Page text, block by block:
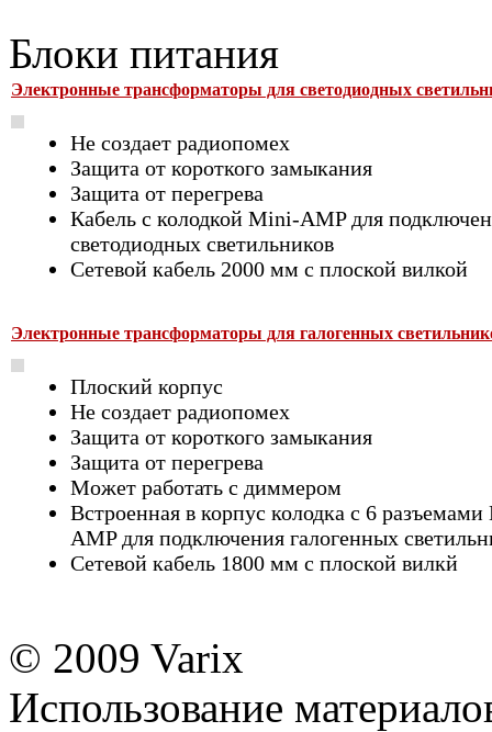
Блоки питания
Электронные трансформаторы для светодиодных
Не создает радиопомех
Защита от короткого замыкания
Защита от перегрева
Кабель с колодкой Mini-AMP для
светодиодных светильников
Сетевой кабель 2000 мм с плоской вилкой
Электронные трансформаторы для галогенных
Плоский корпус
Не создает радиопомех
Защита от короткого замыкания
Защита от перегрева
Может работать с диммером
Встроенная в корпус колодка с 6
AMP для подключения галогенных
Сетевой кабель 1800 мм с плоской вилкй
© 2009 Varix
Использование